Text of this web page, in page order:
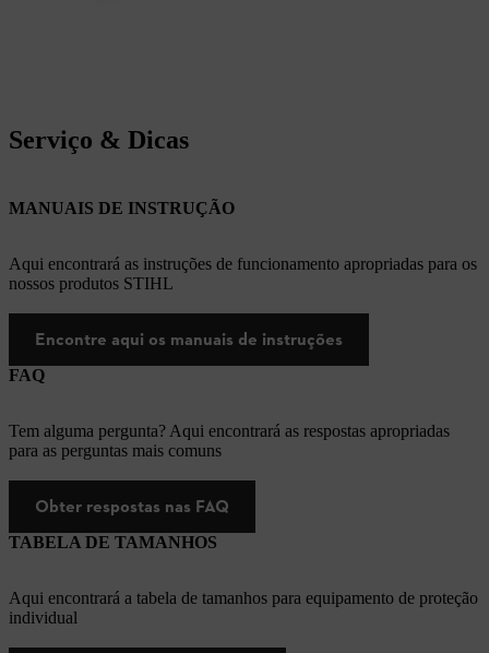
Serviço & Dicas
MANUAIS DE INSTRUÇÃO
Aqui encontrará as instruções de funcionamento apropriadas para os
nossos produtos STIHL
Encontre aqui os manuais de instruções
FAQ
Tem alguma pergunta? Aqui encontrará as respostas apropriadas
para as perguntas mais comuns
Obter respostas nas FAQ
TABELA DE TAMANHOS
Aqui encontrará a tabela de tamanhos para equipamento de proteção
individual